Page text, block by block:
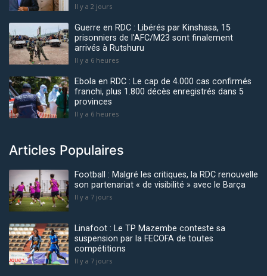
Il y a 2 jours
Guerre en RDC : Libérés par Kinshasa, 15
prisonniers de l'AFC/M23 sont finalement
arrivés à Rutshuru
Il y a 6 heures
Ebola en RDC : Le cap de 4.000 cas confirmés
franchi, plus 1.800 décès enregistrés dans 5
provinces
Il y a 6 heures
Articles Populaires
Football : Malgré les critiques, la RDC renouvelle
son partenariat « de visibilité » avec le Barça
Il y a 7 jours
Linafoot : Le TP Mazembe conteste sa
suspension par la FECOFA de toutes
compétitions
Il y a 7 jours